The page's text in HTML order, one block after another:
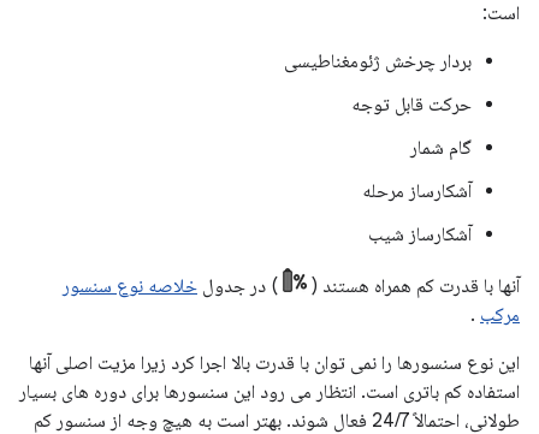
است:
بردار چرخش ژئومغناطیسی
حرکت قابل توجه
گام شمار
آشکارساز مرحله
آشکارساز شیب
آنها با قدرت کم همراه هستند ( ) در جدول خلاصه نوع سنسور
مرکب .
این نوع سنسورها را نمی توان با قدرت بالا اجرا کرد زیرا مزیت اصلی آنها
استفاده کم باتری است. انتظار می رود این سنسورها برای دوره های بسیار
طولانی، احتمالاً 24/7 فعال شوند. بهتر است به هیچ وجه از سنسور کم